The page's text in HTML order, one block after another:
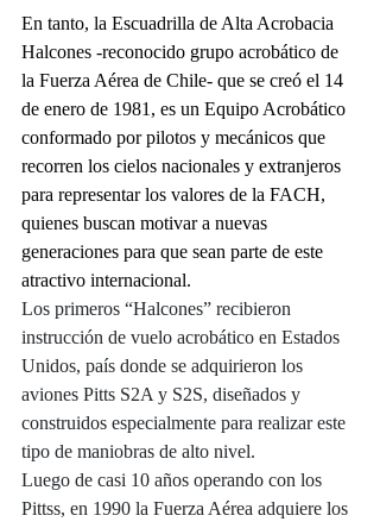
En tanto, la Escuadrilla de Alta Acrobacia
Halcones -reconocido grupo acrobático de
la Fuerza Aérea de Chile- que se creó el 14
de enero de 1981, es un Equipo Acrobático
conformado por pilotos y mecánicos que
recorren los cielos nacionales y extranjeros
para representar los valores de la FACH,
quienes buscan motivar a nuevas
generaciones para que sean parte de este
atractivo internacional.
Los primeros “Halcones” recibieron
instrucción de vuelo acrobático en Estados
Unidos, país donde se adquirieron los
aviones Pitts S2A y S2S, diseñados y
construidos especialmente para realizar este
tipo de maniobras de alto nivel.
Luego de casi 10 años operando con los
Pittss, en 1990 la Fuerza Aérea adquiere los